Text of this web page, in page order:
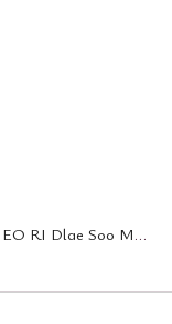
Увлажняющий спрєй блеск / DAENG GI MEO RI Dlae Soo Moist Glow Mist,100ml